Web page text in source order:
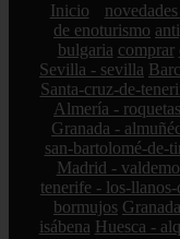
Inicio
de enoturismo
bulgaria comprar
Sevilla - sevilla
Santa-cruz-de-
Almería -
Granada -
san-bartolomé-de-
Madrid -
tenerife - los-llanos-
bormujos
isábena Huesca -